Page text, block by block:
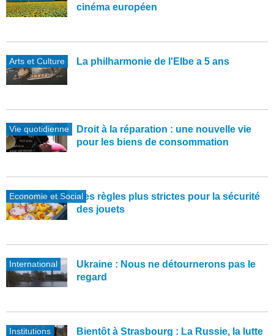
cinéma européen
Arts et Culture La philharmonie de l'Elbe a 5 ans
Vie quotidienne
Droit à la réparation : une nouvelle vie
pour les biens de consommation
Economie et SocialDes règles plus strictes pour la sécurité
des jouets
International
Ukraine : Nous ne détournerons pas le
regard
Institutions Bientôt à Strasbourg : La Russie, la lutte